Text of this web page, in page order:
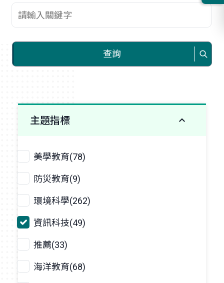
查詢關鍵字
查詢
主題指標
美學教育(78)
防災教育(9)
環境科學(262)
資訊科技(49)
推薦(33)
海洋教育(68)